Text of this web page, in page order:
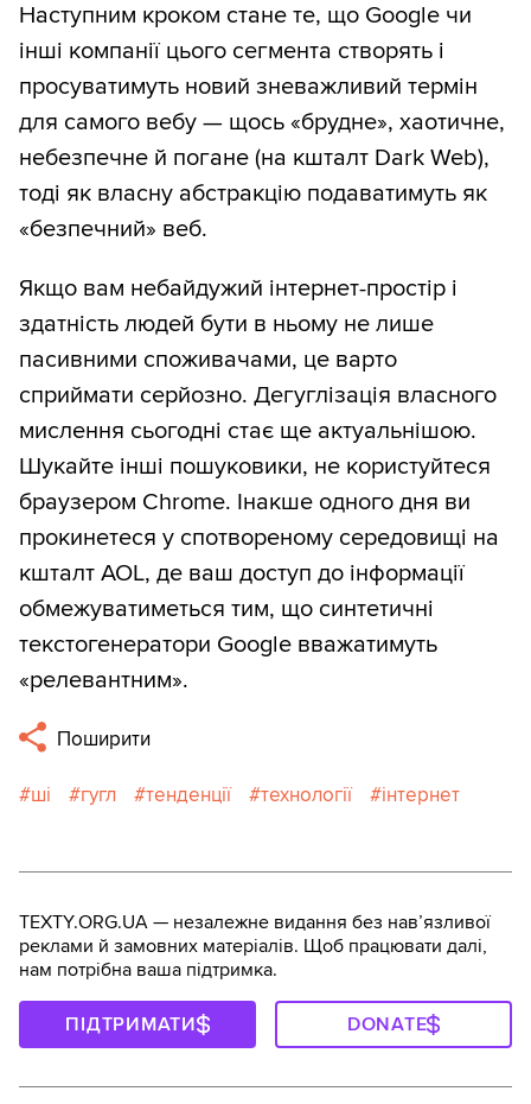
Наступним кроком стане те, що Google чи
інші компанії цього сегмента створять і
просуватимуть новий зневажливий термін
для самого вебу — щось «брудне», хаотичне,
небезпечне й погане (на кшталт Dark Web),
тоді як власну абстракцію подаватимуть як
«безпечний» веб.
Якщо вам небайдужий інтернет-простір і
здатність людей бути в ньому не лише
пасивними споживачами, це варто
сприймати серйозно. Дегуглізація власного
мислення сьогодні стає ще актуальнішою.
Шукайте інші пошуковики, не користуйтеся
браузером Chrome. Інакше одного дня ви
прокинетеся у спотвореному середовищі на
кшталт AOL, де ваш доступ до інформації
обмежуватиметься тим, що синтетичні
текстогенератори Google вважатимуть
«релевантним».
Поширити
ші гугл тенденції технології інтернет
TEXTY.ORG.UA — незалежне видання без навʼязливої
реклами й замовних матеріалів. Щоб працювати далі,
нам потрібна ваша підтримка.
ПІДТРИМАТИ DONATE